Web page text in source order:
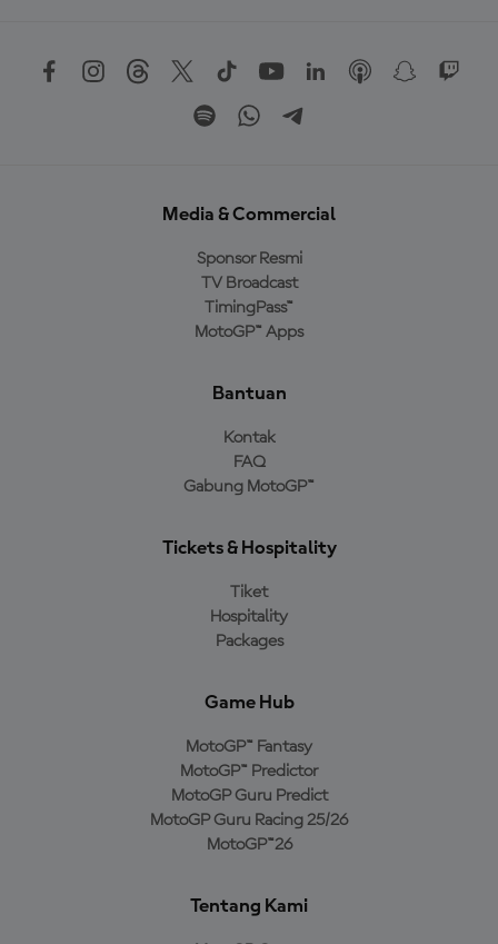
Media & Commercial
Sponsor Resmi
TV Broadcast
TimingPass™
MotoGP™ Apps
Bantuan
Kontak
FAQ
Gabung MotoGP™
Tickets & Hospitality
Tiket
Hospitality
Packages
Game Hub
MotoGP™ Fantasy
MotoGP™ Predictor
MotoGP Guru Predict
MotoGP Guru Racing 25/26
MotoGP™26
Tentang Kami